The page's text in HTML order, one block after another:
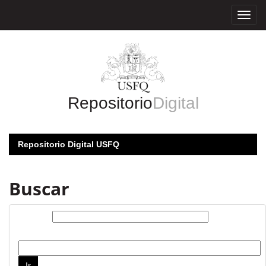
RepositorioDigital
Repositorio Digital USFQ
Buscar